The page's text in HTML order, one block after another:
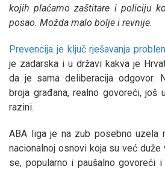
kojih plaćamo zaštitare i policiju
posao. Možda malo bolje i revnije.
Prevencija je ključ rješavanja
je zadarska i u državi kakva je
da je sama deliberacija odgovor.
broja građana, realno govoreći, još
razini.
ABA liga je na zub posebno uzela
nacionalnoj osnovi koja su već duže
se, popularno i paušalno govoreći i